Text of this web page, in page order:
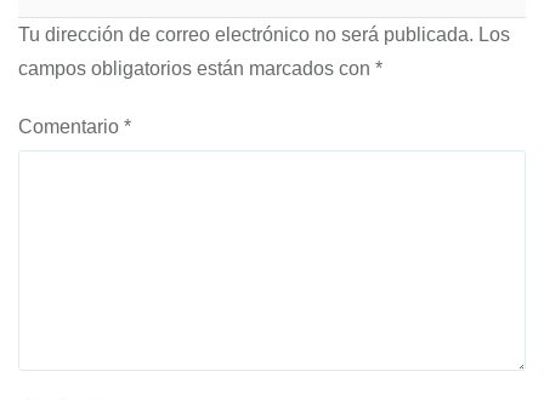
Tu dirección de correo electrónico no será publicada. Los
campos obligatorios están marcados con *
Comentario *